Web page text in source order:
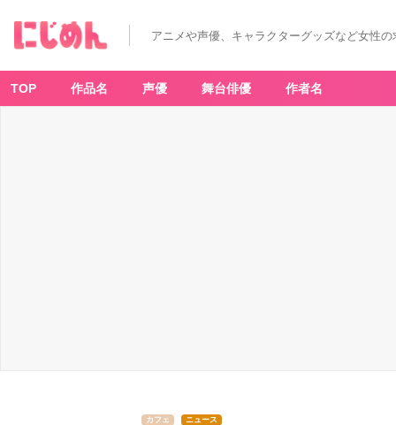
アニメや声優、キャラクターグッズなど女性
TOP 作品名 声優 舞台俳優 作者名
カフェ ニュース